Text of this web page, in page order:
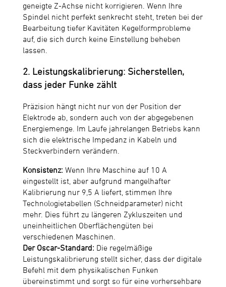
geneigte Z-Achse nicht korrigieren. Wenn Ihre
Spindel nicht perfekt senkrecht steht, treten bei der
Bearbeitung tiefer Kavitäten Kegelformprobleme
auf, die sich durch keine Einstellung beheben
lassen.
2. Leistungskalibrierung: Sicherstellen,
dass jeder Funke zählt
Präzision hängt nicht nur von der Position der
Elektrode ab, sondern auch von der abgegebenen
Energiemenge. Im Laufe jahrelangen Betriebs kann
sich die elektrische Impedanz in Kabeln und
Steckverbindern verändern.
Konsistenz: Wenn Ihre Maschine auf 10 A
eingestellt ist, aber aufgrund mangelhafter
Kalibrierung nur 9,5 A liefert, stimmen Ihre
Technologietabellen (Schneidparameter) nicht
mehr. Dies führt zu längeren Zykluszeiten und
uneinheitlichen Oberflächengüten bei
verschiedenen Maschinen.
Der Oscar-Standard: Die regelmäßige
Leistungskalibrierung stellt sicher, dass der digitale
Befehl mit dem physikalischen Funken
übereinstimmt und sorgt so für eine vorhersehbare